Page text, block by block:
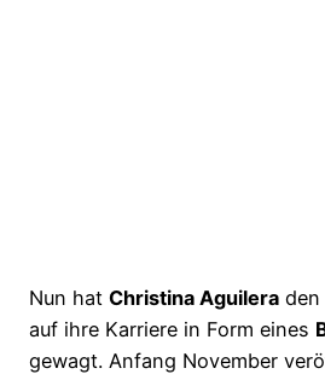
Nun hat Christina Aguilera den
auf ihre Karriere in Form eines
gewagt. Anfang November